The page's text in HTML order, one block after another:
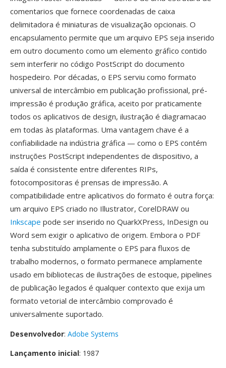
comentarios que fornece coordenadas de caixa
delimitadora é miniaturas de visualização opcionais. O
encapsulamento permite que um arquivo EPS seja inserido
em outro documento como um elemento gráfico contido
sem interferir no código PostScript do documento
hospedeiro. Por décadas, o EPS serviu como formato
universal de intercâmbio em publicação profissional, pré-
impressão é produção gráfica, aceito por praticamente
todos os aplicativos de design, ilustração é diagramacao
em todas às plataformas. Uma vantagem chave é a
confiabilidade na indústria gráfica — como o EPS contém
instruções PostScript independentes de dispositivo, a
saída é consistente entre diferentes RIPs,
fotocompositoras é prensas de impressão. A
compatibilidade entre aplicativos do formato é outra força:
um arquivo EPS criado no Illustrator, CorelDRAW ou
Inkscape pode ser inserido no QuarkXPress, InDesign ou
Word sem exigir o aplicativo de origem. Embora o PDF
tenha substituído amplamente o EPS para fluxos de
trabalho modernos, o formato permanece amplamente
usado em bibliotecas de ilustrações de estoque, pipelines
de publicação legados é qualquer contexto que exija um
formato vetorial de intercâmbio comprovado é
universalmente suportado.
Desenvolvedor: Adobe Systems
Lançamento inicial: 1987